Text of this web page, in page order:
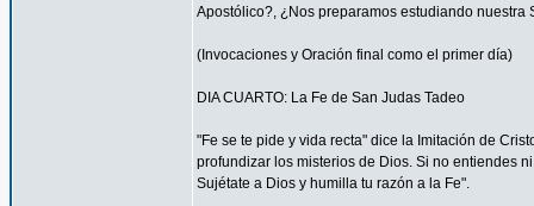
Apostólico?, ¿Nos preparamos estudiando
(Invocaciones y Oración final como el primer día)
DIA CUARTO: La Fe de San Judas Tadeo
"Fe se te pide y vida recta" dice la Imitación de
profundizar los misterios de Dios. Si no entiendes
Sujétate a Dios y humilla tu razón a la Fe".